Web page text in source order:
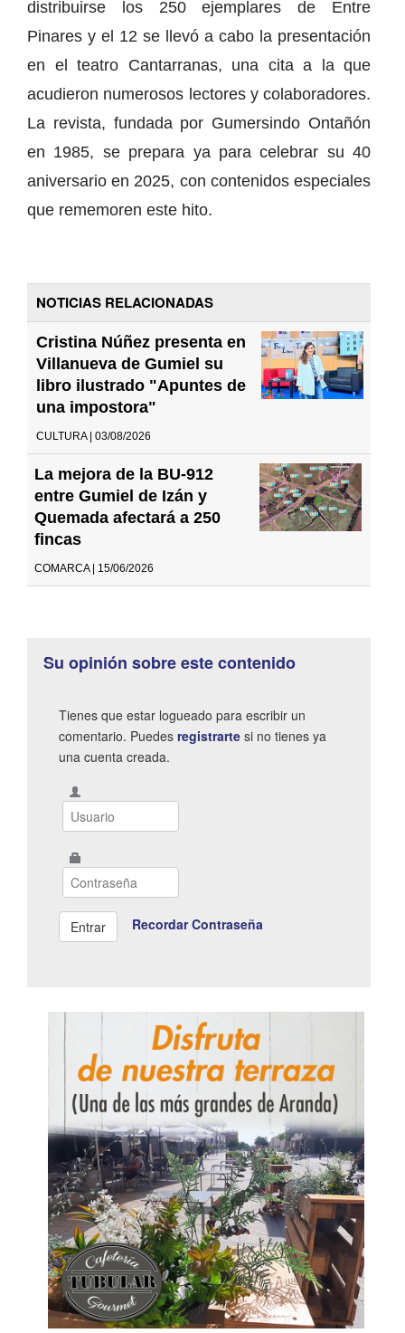
distribuirse los 250 ejemplares de Entre
Pinares y el 12 se llevó a cabo la presentación
en el teatro Cantarranas, una cita a la que
acudieron numerosos lectores y colaboradores.
La revista, fundada por Gumersindo Ontañón
en 1985, se prepara ya para celebrar su 40
aniversario en 2025, con contenidos especiales
que rememoren este hito.
NOTICIAS RELACIONADAS
Cristina Núñez presenta en
Villanueva de Gumiel su
libro ilustrado "Apuntes de
una impostora"
CULTURA | 03/08/2026
La mejora de la BU-912
entre Gumiel de Izán y
Quemada afectará a 250
fincas
COMARCA | 15/06/2026
Su opinión sobre este contenido
Tienes que estar logueado para escribir un
comentario. Puedes registrarte si no tienes ya
una cuenta creada.
Recordar Contraseña